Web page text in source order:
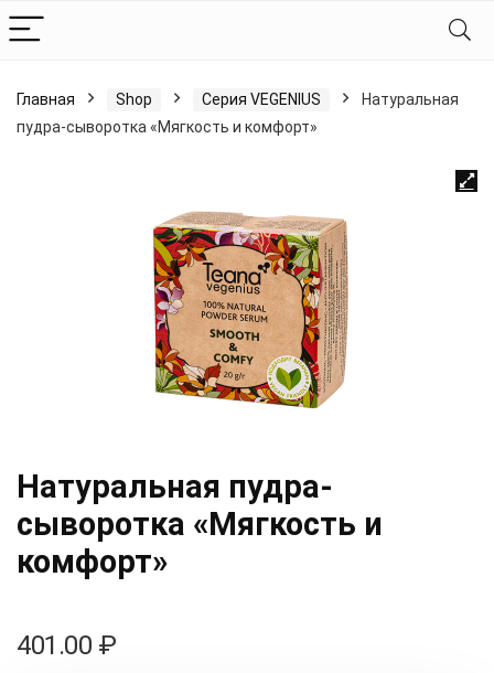
Главная Shop Серия VEGENIUS
Натуральная
пудра-сыворотка «Мягкость и комфорт»
Натуральная пудра-
сыворотка «Мягкость и
комфорт»
401.00 ₽